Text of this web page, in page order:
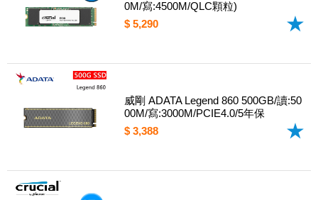
0M/寫:4500M/QLC顆粒)
$ 5,290
威剛 ADATA Legend 860 500GB/讀:50
00M/寫:3000M/PCIE4.0/5年保
$ 3,388